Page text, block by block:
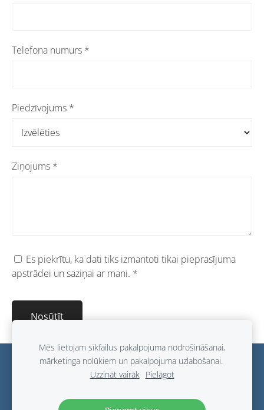
Telefona numurs *
Piedzīvojums *
Ziņojums *
Es piekrītu, ka dati tiks izmantoti tikai pieprasījuma
apstrādei un saziņai ar mani. *
Sīkdatnes
Visurgājēji©2023
Mēs lietojam sīkfailus pakalpojuma nodrošināšanai,
mārketinga nolūkiem un pakalpojuma uzlabošanai.
Uzzināt vairāk
Pielāgot